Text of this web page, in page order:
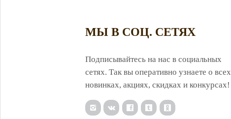
МЫ В СОЦ. СЕТЯХ
Подписывайтесь на нас в социальных
сетях. Так вы оперативно узнаете о всех
новинках, акциях, скидках и конкурсах!